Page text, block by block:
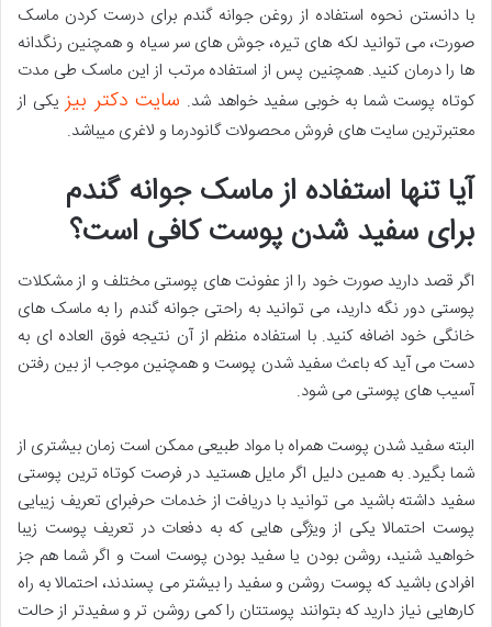
با دانستن نحوه استفاده از روغن جوانه گندم برای درست کردن ماسک
صورت، می توانید لکه های تیره، جوش های سر سیاه و همچنین رنگدانه
ها را درمان کنید. همچنین پس از استفاده مرتب از این ماسک طی مدت
کوتاه پوست شما به خوبی سفید خواهد شد. سایت دکتر بیز یکی از
معتبرترین سایت های فروش محصولات گانودرما و لاغری میباشد.
آیا تنها استفاده از ماسک جوانه گندم
برای سفید شدن پوست کافی است؟
اگر قصد دارید صورت خود را از عفونت های پوستی مختلف و از مشکلات
پوستی دور نگه دارید، می توانید به راحتی جوانه گندم را به ماسک های
خانگی خود اضافه کنید. با استفاده منظم از آن نتیجه فوق العاده ای به
دست می آید که باعث سفید شدن پوست و همچنین موجب از بین رفتن
آسیب های پوستی می شود.
البته سفید شدن پوست همراه با مواد طبیعی ممکن است زمان بیشتری از
شما بگیرد. به همین دلیل اگر مایل هستید در فرصت کوتاه ترین پوستی
سفید داشته باشید می توانید با دریافت از خدمات حرفبرای تعریف زیبایی
پوست احتمالا یکی از ویژگی هایی که به دفعات در تعریف پوست زیبا
خواهید شنید، روشن بودن یا سفید بودن پوست است و اگر شما هم جز
افرادی باشید که پوست روشن و سفید را بیشتر می پسندند، احتمالا به راه
کارهایی نیاز دارید که بتوانند پوستتان را کمی روشن تر و سفیدتر از حالت